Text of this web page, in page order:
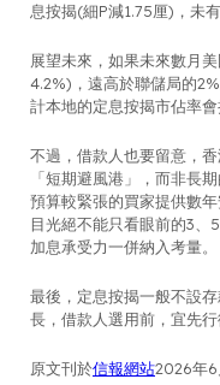
息按揭(細P減1.75厘)，未
展望未來，如果未來數月
4.2%)，遠高於聯儲局的
計本地的定息按揭市佔率會
不過，借款人也要留意，
「短期避風港」，而非長
預算較緊張的買家提供數
目光絕不能只看眼前的3、
加息承受力一併納入考量。
最後，定息按揭一般不設
長，借款人選用前，宜先行
原文刊於信報網站2026年6